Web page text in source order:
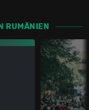
RUMÄNIEN